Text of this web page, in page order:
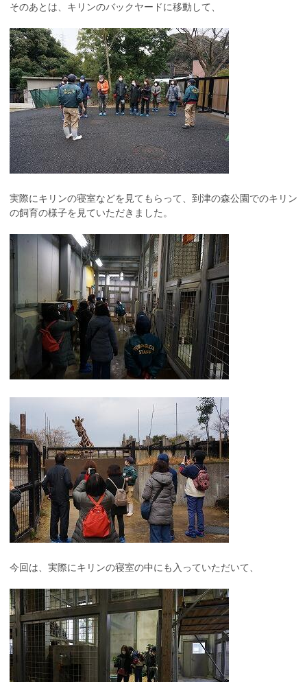
そのあとは、キリンのバックヤードに移動して、
実際にキリンの寝室などを見てもらって、到津の森公園でのキリン
の飼育の様子を見ていただきました。
今回は、実際にキリンの寝室の中にも入っていただいて、